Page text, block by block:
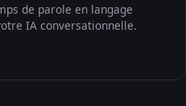
de parole en langage
IA conversationnelle.